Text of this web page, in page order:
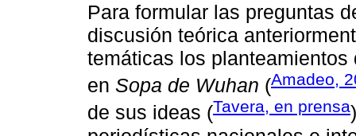
Para formular las preguntas
discusión teórica
temáticas los
en Sopa de Wuhan (Amadeo,
de sus ideas (Tavera, en prensa